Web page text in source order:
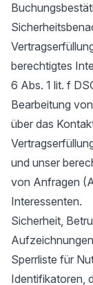
berechtigtes
6 Abs. 1 lit. f
Bearbeitung
über das
und unser
von Anfragen
Interessenten.
Sicherheit,
Sperrliste für
Identifikatoren,